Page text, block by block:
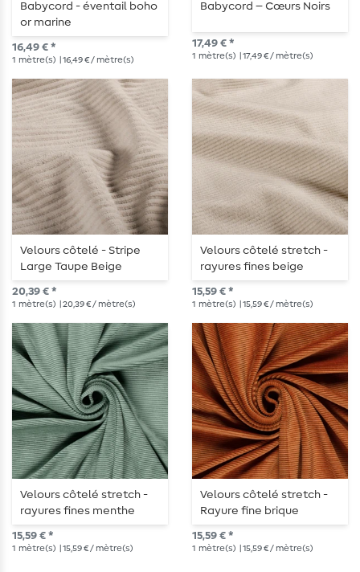
Babycord - éventail boho
or marine
16,49 € *
1 mètre(s) | 16,49 € / mètre(s)
Babycord – Cœurs Noirs
17,49 € *
1 mètre(s) | 17,49 € / mètre(s)
Velours côtelé - Stripe
Large Taupe Beige
20,39 € *
1 mètre(s) | 20,39 € / mètre(s)
Velours côtelé stretch -
rayures fines beige
15,59 € *
1 mètre(s) | 15,59 € / mètre(s)
Velours côtelé stretch -
rayures fines menthe
15,59 € *
1 mètre(s) | 15,59 € / mètre(s)
Velours côtelé stretch -
Rayure fine brique
15,59 € *
1 mètre(s) | 15,59 € / mètre(s)